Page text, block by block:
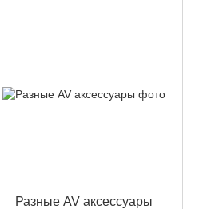
Разные AV аксессуары